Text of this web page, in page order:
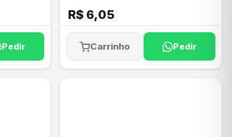
Pedir
R$ 6,05
Carrinho Pedir